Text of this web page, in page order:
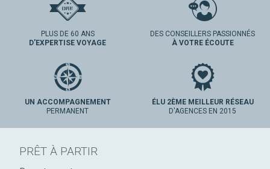
PLUS DE 60 ANS
D'EXPERTISE VOYAGE
DES CONSEILLERS PASSIONNÉS
À VOTRE ÉCOUTE
UN ACCOMPAGNEMENT
PERMANENT
ÉLU 2ÈME MEILLEUR RÉSEAU
D'AGENCES EN 2015
PRÊT À PARTIR